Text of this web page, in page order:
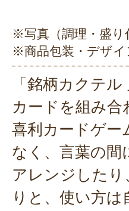
※写真（調理・盛り
※商品包装・デザ
「銘柄カクテ
カードを組み
喜利カードゲー
なく、言葉の間
アレンジした
りと、使い方